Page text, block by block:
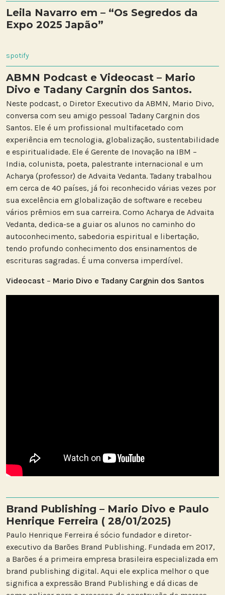
Leila Navarro em – “Os Segredos da
Expo 2025 Japão”
spotify
ABMN Podcast e Videocast – Mario
Divo e Tadany Cargnin dos Santos.
Neste podcast, o Diretor Executivo da ABMN, Mario Divo,
conversa com seu amigo pessoal Tadany Cargnin dos
Santos. Ele é um profissional multifacetado com
experiência em tecnologia, globalização, sustentabilidade
e espiritualidade. Ele é Gerente de Inovação na IBM –
India, colunista, poeta, palestrante internacional e um
Acharya (professor) de Advaita Vedanta. Tadany trabalhou
em cerca de 40 países, já foi reconhecido várias vezes por
sua excelência em globalização de software e recebeu
vários prêmios em sua carreira. Como Acharya de Advaita
Vedanta, dedica-se a guiar os alunos no caminho do
autoconhecimento, sabedoria espiritual e libertação,
tendo profundo conhecimento dos ensinamentos de
escrituras sagradas. É uma conversa imperdível.
Videocast – Mario Divo e Tadany Cargnin dos Santos
Brand Publishing – Mario Divo e Paulo
Henrique Ferreira ( 28/01/2025)
Paulo Henrique Ferreira é sócio fundador e diretor-
executivo da Barões Brand Publishing. Fundada em 2017,
a Barões é a primeira empresa brasileira especializada em
brand publishing digital. Aqui ele explica melhor o que
significa a expressão Brand Publishing e dá dicas de